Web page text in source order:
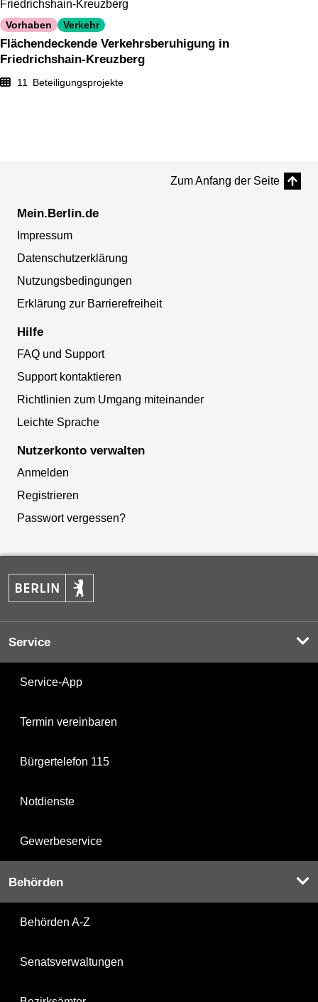
Friedrichshain-Kreuzberg
Vorhaben Verkehr
Flächendeckende Verkehrsberuhigung in
Friedrichshain-Kreuzberg
11 Beteiligungsprojekte
Zum Anfang der Seite
Mein.Berlin.de
Impressum
Datenschutzerklärung
Nutzungsbedingungen
Erklärung zur Barrierefreiheit
Hilfe
FAQ und Support
Support kontaktieren
Richtlinien zum Umgang miteinander
Leichte Sprache
Nutzerkonto verwalten
Anmelden
Registrieren
Passwort vergessen?
Service
Service-App
Termin vereinbaren
Bürgertelefon 115
Notdienste
Gewerbeservice
Behörden
Behörden A-Z
Senatsverwaltungen